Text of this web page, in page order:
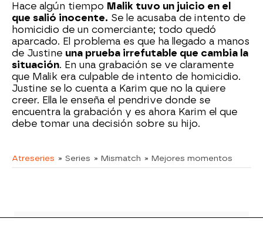
Hace algún tiempo Malik tuvo un juicio en el
que salió inocente. Se le acusaba de intento de
homicidio de un comerciante; todo quedó
aparcado. El problema es que ha llegado a manos
de Justine una prueba irrefutable que cambia la
situación. En una grabación se ve claramente
que Malik era culpable de intento de homicidio.
Justine se lo cuenta a Karim que no la quiere
creer. Ella le enseña el pendrive donde se
encuentra la grabación y es ahora Karim el que
debe tomar una decisión sobre su hijo.
Atreseries » Series » Mismatch » Mejores momentos